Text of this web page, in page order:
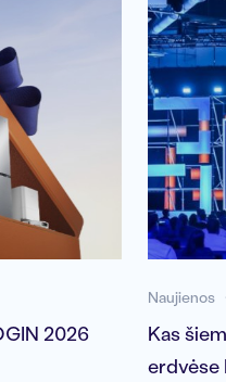
2026
Naujienos
Kas
erdvėse